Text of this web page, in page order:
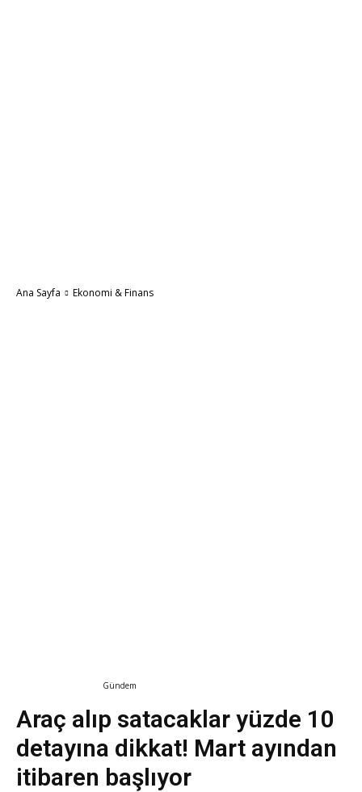
Ana Sayfa Ekonomi & Finans
Gündem
Araç alıp satacaklar yüzde 10
detayına dikkat! Mart ayından
itibaren başlıyor